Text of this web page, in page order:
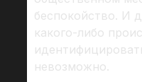
беспокойство. И
какого-либо
невозможно.